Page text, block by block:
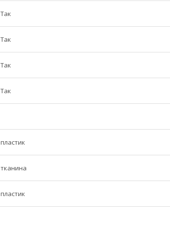
Так
Так
Так
Так
пластик
тканина
пластик